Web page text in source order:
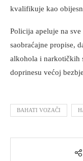
kvalifikuje kao
Policija apeluje na
saobraćajne propise,
alkohola i narkotičkih
doprinesu većoj
BAHATI VOZAČI